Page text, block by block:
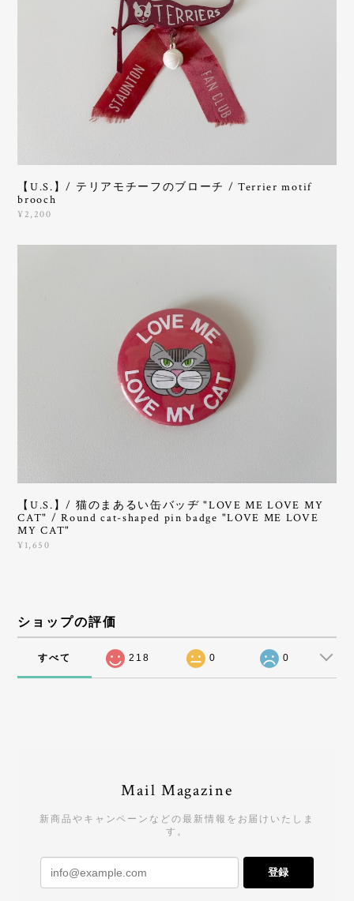
【U.S.】/ テリアモチーフのブローチ / Terrier motif
brooch
¥2,200
【U.S.】/ 猫のまあるい缶バッヂ "LOVE ME LOVE MY
CAT" / Round cat-shaped pin badge "LOVE ME LOVE
MY CAT"
¥1,650
ショップの評価
すべて 218 0 0
Mail Magazine
新商品やキャンペーンなどの最新情報をお届けいたしま
す。
登録